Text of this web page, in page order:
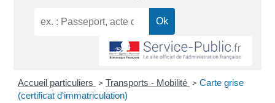
Accueil particuliers > Transports - Mobilité > Carte grise
(certificat d'immatriculation)